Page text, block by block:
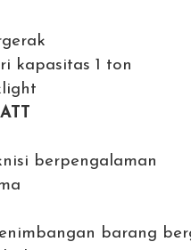
kapasitas 1 ton
berpengalaman
barang